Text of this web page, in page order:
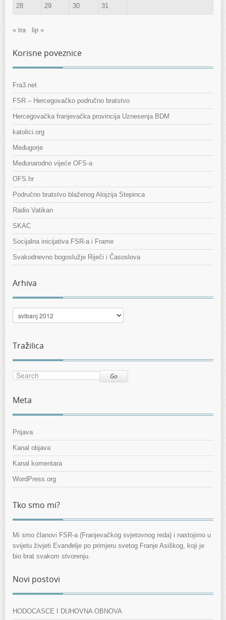
28 29 30 31
« tra lip »
Korisne poveznice
Fra3.net
FSR – Hercegovačko područno bratstvo
Hercegovačka franjevačka provincija Uznesenja BDM
katolici.org
Međugorje
Međunarodno vijeće OFS-a
OFS.hr
Područno bratstvo blaženog Alojzija Stepinca
Radio Vatikan
SKAC
Socijalna inicijativa FSR-a i Frame
Svakodnevno bogoslužje Riječi i Časoslova
Arhiva
Arhiva
Tražilica
Go
Meta
Prijava
Kanal objava
Kanal komentara
WordPress.org
Tko smo mi?
Mi smo članovi FSR-a (Franjevačkog svjetovnog reda) i nastojimo u
svijetu živjeti Evanđelje po primjeru svetog Franje Asiškog, koji je
bio brat svakom stvorenju.
Novi postovi
HODOCASCE I DUHOVNA OBNOVA